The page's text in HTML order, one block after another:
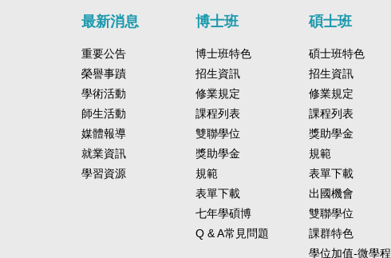
最新消息
重要公告
榮譽事蹟
學術活動
師生活動
媒體報導
就業資訊
學習資源
博士班
博士班特色
招生資訊
修業規定
課程列表
雙聯學位
獎助學金
規範
表單下載
七年學碩博
Q & A常見問題
碩士班
碩士班特色
招生資訊
修業規定
課程列表
獎助學金
規範
表單下載
出國機會
雙聯學位
課群特色
學位加值-微學程